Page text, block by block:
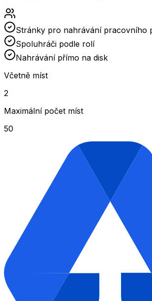
Stránky pro nahrávání pracovního
Spoluhráči podle rolí
Nahrávání přímo na disk
Včetně míst
2
Maximální počet míst
50